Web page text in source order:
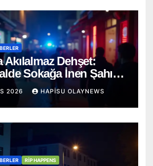
Akılalmaz Dehşet:
Sokağa İnen Şahıs
2026 HAPISU OLAYNEWS
RİP HAPPENS